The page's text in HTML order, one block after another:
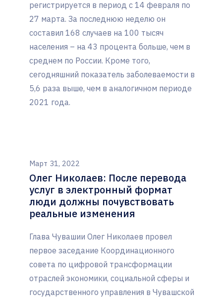
регистрируется в период с 14 февраля по
27 марта. За последнюю неделю он
составил 168 случаев на 100 тысяч
населения – на 43 процента больше, чем в
среднем по России. Кроме того,
сегодняшний показатель заболеваемости в
5,6 раза выше, чем в аналогичном периоде
2021 года.
Март 31, 2022
Олег Николаев: После перевода
услуг в электронный формат
люди должны почувствовать
реальные изменения
Глава Чувашии Олег Николаев провел
первое заседание Координационного
совета по цифровой трансформации
отраслей экономики, социальной сферы и
государственного управления в Чувашской